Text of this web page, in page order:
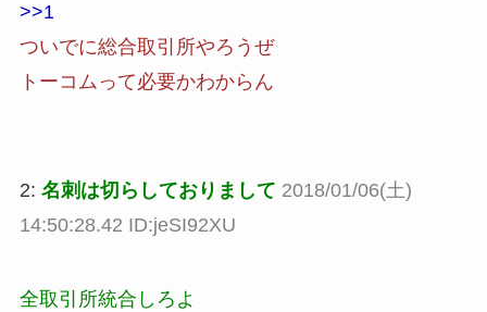
>>1
ついでに総合取引所やろうぜ
トーコムって必要かわからん
2: 名刺は切らしておりまして 2018/01/06(土)
14:50:28.42 ID:jeSI92XU
全取引所統合しろよ